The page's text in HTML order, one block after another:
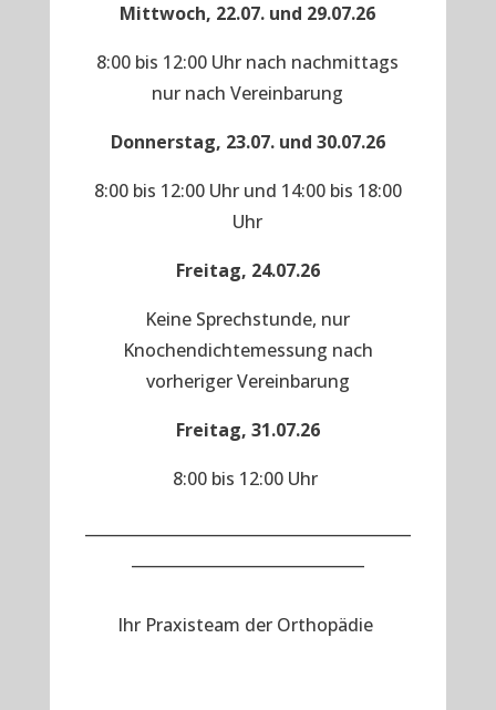
Mittwoch, 22.07. und 29.07.26
8:00 bis 12:00 Uhr nach nachmittags
nur nach Vereinbarung
Donnerstag, 23.07. und 30.07.26
8:00 bis 12:00 Uhr und 14:00 bis 18:00
Uhr
Freitag, 24.07.26
Keine Sprechstunde, nur
Knochendichtemessung nach
vorheriger Vereinbarung
Freitag, 31.07.26
8:00 bis 12:00 Uhr
Ihr Praxisteam der Orthopädie